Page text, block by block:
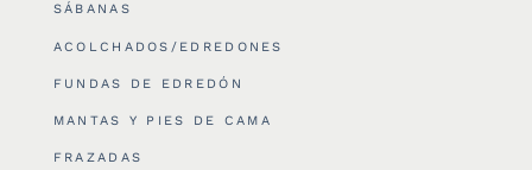
SÁBANAS
ACOLCHADOS/EDREDONES
FUNDAS DE EDREDÓN
MANTAS Y PIES DE CAMA
FRAZADAS